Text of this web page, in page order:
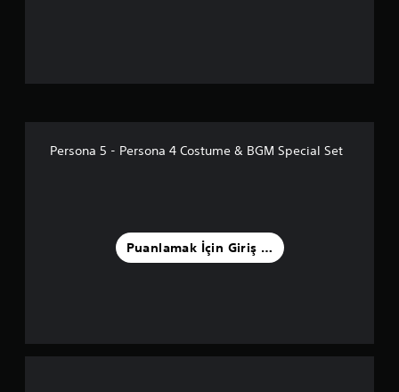
l
a
m
d
Persona 5 - Persona 4 Costume & BGM Special Set
Puanlamak İçin Giriş Yapın